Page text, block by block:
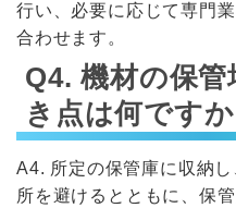
行い、必要に応じて専門
合わせます。
Q4. 機材の保
き点は何ですか
A4. 所定の保管庫に収納
所を避けるとともに、保